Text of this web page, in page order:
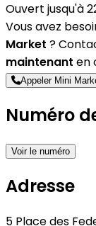
Ouvert jusqu'à
Vous avez
Market ?
maintenant en
Appeler Mini
Numéro
Voir le numéro
Adresse
5 Place des